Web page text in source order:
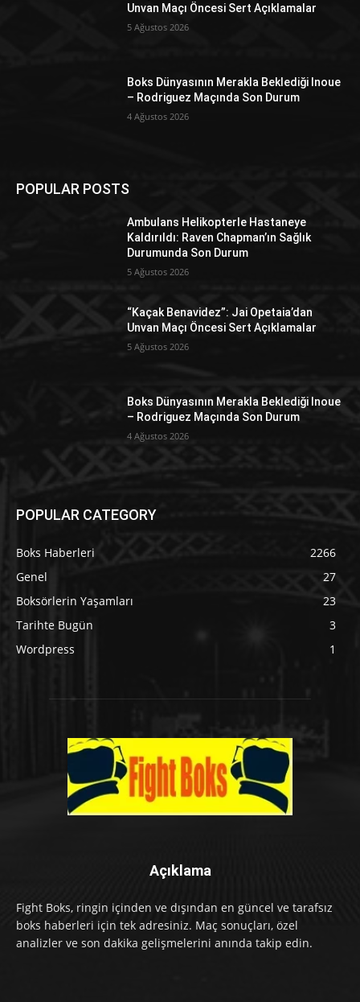
Unvan Maçı Öncesi Sert Açıklamalar
5 Ağustos 2026
Boks Dünyasının Merakla Beklediği Inoue
– Rodriguez Maçında Son Durum
4 Ağustos 2026
POPULAR POSTS
Ambulans Helikopterle Hastaneye
Kaldırıldı: Raven Chapman’ın Sağlık
Durumunda Son Durum
5 Ağustos 2026
“Kaçak Benavidez”: Jai Opetaia’dan
Unvan Maçı Öncesi Sert Açıklamalar
5 Ağustos 2026
Boks Dünyasının Merakla Beklediği Inoue
– Rodriguez Maçında Son Durum
4 Ağustos 2026
POPULAR CATEGORY
Boks Haberleri
2266
Genel
27
Boksörlerin Yaşamları
23
Tarihte Bugün
3
Wordpress
1
Açıklama
Fight Boks, ringin içinden ve dışından en güncel ve tarafsız
boks haberleri için tek adresiniz. Maç sonuçları, özel
analizler ve son dakika gelişmelerini anında takip edin.